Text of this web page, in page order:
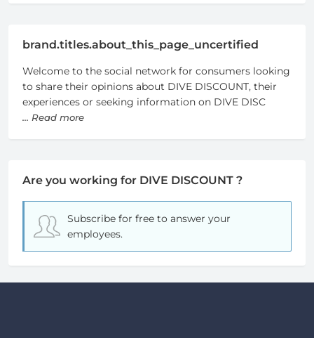
brand.titles.about_this_page_uncertified
Welcome to the social network for consumers looking
to share their opinions about DIVE DISCOUNT, their
experiences or seeking information on DIVE DISC
... Read more
Are you working for DIVE DISCOUNT ?
Subscribe for freeto answer your
employees.